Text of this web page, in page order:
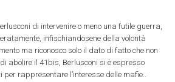
di intervenire o meno una futile guerra,
infischiandosene della volontà
ma riconosco solo il dato di fatto che non
abolire il 41bis, Berlusconi si è espresso
rappresentare l’interesse delle mafie..